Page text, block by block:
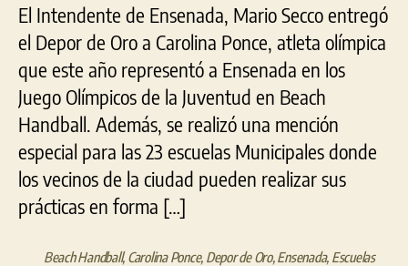
El Intendente de Ensenada, Mario Secco entregó
el Depor de Oro a Carolina Ponce, atleta olímpica
que este año representó a Ensenada en los
Juego Olímpicos de la Juventud en Beach
Handball. Además, se realizó una mención
especial para las 23 escuelas Municipales donde
los vecinos de la ciudad pueden realizar sus
prácticas en forma […]
Beach Handball,Carolina Ponce, Depor de Oro,Ensenada, Escuelas